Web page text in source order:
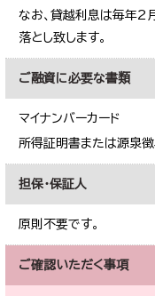
なお、貸越利息は毎年2
落とし致します。
ご融資に必要な書類
マイナンバーカード
所得証明書または源泉
担保・保証人
原則不要です。
ご確認いただく事項